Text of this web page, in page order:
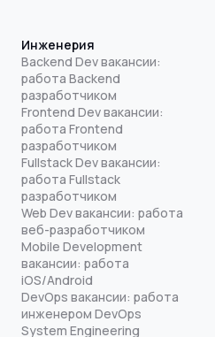
Инженерия
Backend Dev вакансии:
работа Backend
разработчиком
Frontend Dev вакансии:
работа Frontend
разработчиком
Fullstack Dev вакансии:
работа Fullstack
разработчиком
Web Dev вакансии: работа
веб-разработчиком
Mobile Development
вакансии: работа
iOS/Android
DevOps вакансии: работа
инженером DevOps
System Engineering